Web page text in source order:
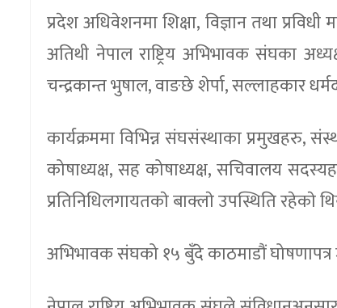
प्रदेश अधिवेशनमा शिक्षा, विज्ञान तथा
अतिथी नेपाल राष्ट्रिय अभिभावक संघका
चन्द्रकान्त भुषाल, वाङछे शेर्पा, सल्लाहकार
कार्यक्रममा विभिन्न संघसंस्थाका प्रमुखहरु,
कोषाध्यक्ष, सह कोषाध्यक्ष, सचिवालय
प्रतिनिधिलगायतकाे बाक्लाे उपस्थिति रहेकाे
अभिभावक संघको १५ बुँदे काठमाडौं घोषणापत्र